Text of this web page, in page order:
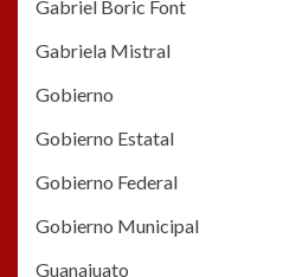
Gabriel Boric Font
Gabriela Mistral
Gobierno
Gobierno Estatal
Gobierno Federal
Gobierno Municipal
Guanajuato